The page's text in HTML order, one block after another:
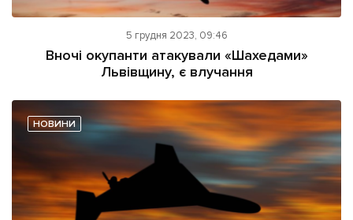
5 грудня 2023, 09:46
Вночі окупанти атакували «Шахедами»
Львівщину, є влучання
НОВИНИ